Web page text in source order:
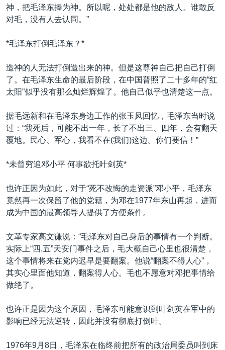
神，把毛泽东捧为神。所以呢，处处都是他的敌人。谁敢反
对毛，没有人去认同。”
*毛泽东打倒毛泽东？*
造神的人无法打倒造出来的神。但是这尊神自己把自己打倒
了。在毛泽东生命的最后阶段，在中国普照了二十多年的“红
太阳”似乎没有那么灿烂辉煌了。他自己似乎也清楚这一点。
据毛远新和在毛泽东身边工作的张玉凤回忆，毛泽东当时说
过：“我死后，可能不出一年，长了不出三、四年，会有翻天
覆地。民心、军心，我看不在(我们)这边。你们要信！”
*未曾穷追邓小平 何事欲托叶剑英*
也许正因为如此，对于“死不改悔的走资派”邓小平，毛泽东
竟然再一次保留了他的党籍，为邓在1977年东山再起，进而
成为中国的最高领导人提供了方便条件。
文革专家高文谦说：“毛泽东对自己身后的事情有一个判断。
实际上“四.五”天安门事件之后，毛大概自己心里也很清楚，
这个事情将来在党内迟早是要翻案。他说“翻案不得人心”，
其实心里面他知道，翻案得人心。毛也不愿意对邓把事情给
做绝了。
也许正是因为这个原因，毛泽东可能意识到叶剑英在军中的
影响已经无法逆转，因此并没有彻底打倒叶。
1976年9月8日，毛泽东在临终前把所有的政治局委员叫到床